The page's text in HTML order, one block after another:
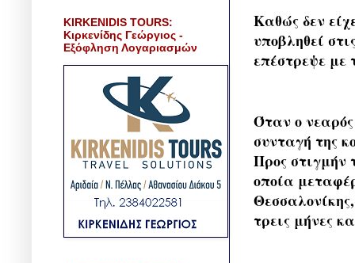
Καθώς δεν
υποβληθεί
επέστρεψε με
Όταν ο
συνταγή της
Προς στιγμήν
οποία
τρεις μήνες
KIRKENIDIS TOURS:
Κιρκενίδης Γεώργιος -
Εξόφληση Λογαριασμών